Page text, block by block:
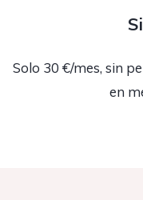
Solo 30 €/mes, sin
en